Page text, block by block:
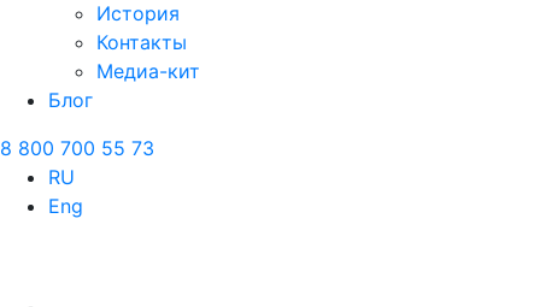
История
Контакты
Медиа-кит
Блог
8 800 700 55 73
RU
Eng